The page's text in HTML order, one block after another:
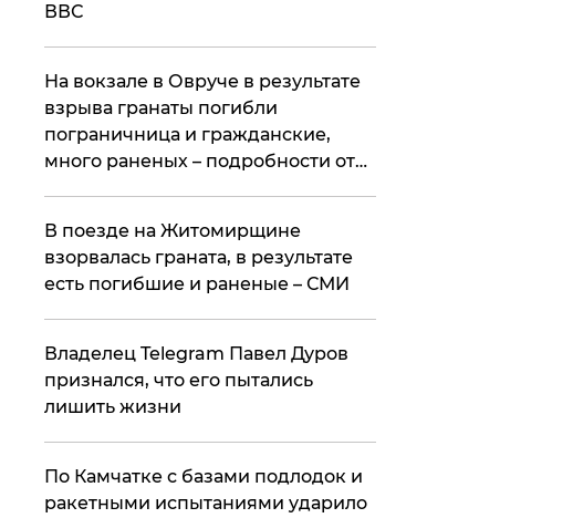
ВВС
На вокзале в Овруче в результате
взрыва гранаты погибли
пограничница и гражданские,
много раненых – подробности от
В поезде на Житомирщине
взорвалась граната, в результате
есть погибшие и раненые – СМИ
Владелец Telegram Павел Дуров
признался, что его пытались
лишить жизни
По Камчатке с базами подлодок и
ракетными испытаниями ударило